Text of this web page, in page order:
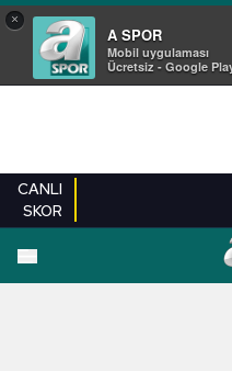
×
A SPOR
Mobil uygulaması
Ücretsiz - Google
CANLI
SKOR